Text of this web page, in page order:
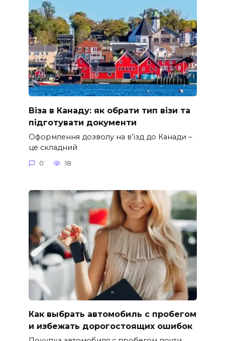
Віза в Канаду: як обрати тип візи та
підготувати документи
Оформлення дозволу на в’їзд до Канади –
це складний
0 18
Как выбрать автомобиль с пробегом
и избежать дорогостоящих ошибок